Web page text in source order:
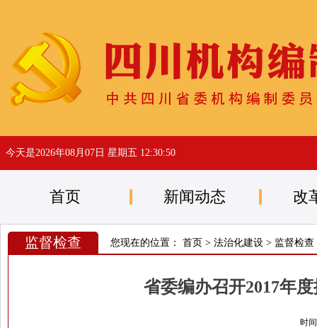
今天是2026年08月07日 星期五 12:30:50
首页 新闻动态 改
监督检查 您现在的位置： 首页 > 法治化建设 > 监督检查
省委编办召开2017年
时